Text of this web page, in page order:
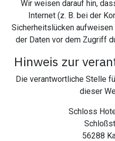
Wir weisen darauf hin,
Internet (z. B. bei der
Sicherheitslücken aufweisen
der Daten vor dem Zugriff
Hinweis zur
Die verantwortliche Stelle
dieser
Schloss
56288